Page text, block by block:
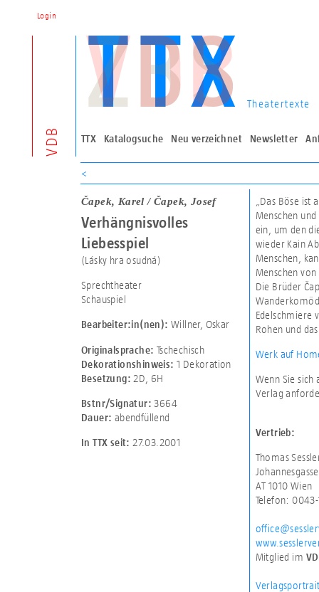
VDB
Theatertexte
TTX Katalogsuche Neu verzeichnet Newsletter
Login
<
Čapek, Karel / Čapek, Josef
Verhängnisvolles
Liebesspiel
(Lásky hra osudná)
Sprechtheater
Schauspiel
Bearbeiter:in(nen): Willner, Oskar
Originalsprache: Tschechisch
Dekorationshinweis: 1 Dekoration
Besetzung: 2D 6H
Bstnr/Signatur: 3664
Dauer: abendfüllend
In TTX seit: 27.03.2001
„Das Böse
Menschen
ein, um den
wieder Kain
Menschen,
Menschen
Die Brüder
Edelschmiere
Rohen und
Werk auf
Wenn Sie sich
Verlag
Vertrieb:
Thomas
AT 1010 Wien
Telefon:
Mitglied im